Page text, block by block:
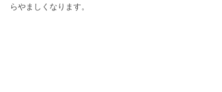
らやましくなります。